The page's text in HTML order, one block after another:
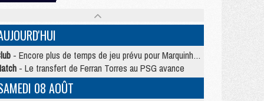
- Encore plus de temps de jeu prévu pour Marquinhos et les Portugais en Supercoupe
- Le transfert de Ferran Torres au PSG avance
08 AOÛT